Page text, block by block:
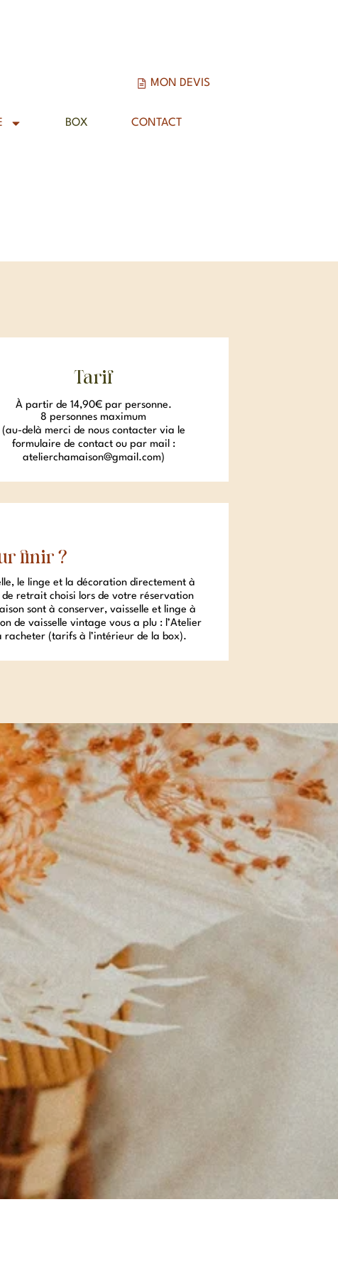
MON DEVIS
BOX CONTACT
Tarif
À partir de 14,90€ par personne.
8 personnes maximum
(au-delà merci de nous contacter via le
formulaire de contact ou par mail :
atelierchamaison@gmail.com)
finir ?
le linge et la décoration directement à
retrait choisi lors de votre réservation
sont à conserver, vaisselle et linge à
de vaisselle vintage vous a plu : l’Atelier
racheter (tarifs à l’intérieur de la box).